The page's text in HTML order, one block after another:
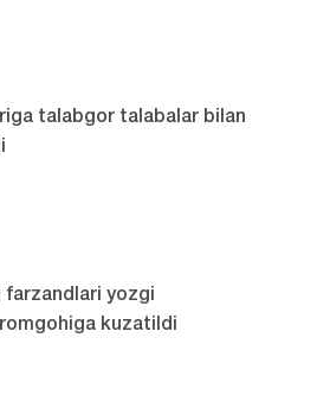
talabgor talabalar bilan
yozgi
kuzatildi